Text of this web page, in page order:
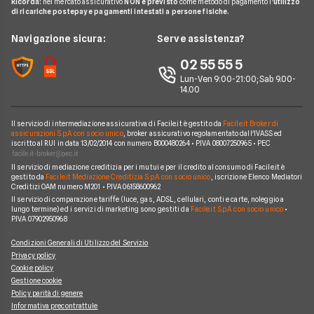
Noleggio Lungo Termine
News
Chi siamo
Perché scegliere Facile.it
Mappa del sito
Mutui INPDAP
Mutui Ristrutturazione
Piccoli Prestiti
Prestiti Veloci
Prestito INPS/INPDAP
Prestiti a Protestati
Consolidamento Debiti
Prestiti Moto
Prestiti per disoccupati
Prestiti senza busta paga
Guide Carte
News Prestiti
News Carte
di ricariche postepay e pagamenti intestati a persone fisiche.
Navigazione sicura: Serve assistenza?
02 55 55 5
Lun-Ven 9:00-21:00; Sab 9.00-
14.00
Il servizio di intermediazione assicurativa di Facile.it è gestito da Facile.it Broker di
assicurazioni S.p.A. con socio unico, broker assicurativo regolamentato dall'IVASS ed
iscritto al RUI in data 13/02/2014 con numero B000480264 • P.IVA 08007250965 • PEC
Il servizio di mediazione creditizia per i mutui e per il credito al consumo di Facile.it è
gestito da Facile.it Mediazione Creditizia S.p.A. con socio unico , iscrizione Elenco Mediatori
Creditizi OAM numero M201 • P.IVA 06158600962
Il servizio di comparazione tariffe (luce, gas, ADSL, cellulari, conti e carte, noleggio a
lungo termine) ed i servizi di marketing sono gestiti da Facile.it S.p.A. con socio unico•
P.IVA 07902950968
Condizioni Generali di Utilizzo del Servizio
Privacy policy
Cookie policy
Gestione cookie
Policy parità di genere
Informativa precontrattule